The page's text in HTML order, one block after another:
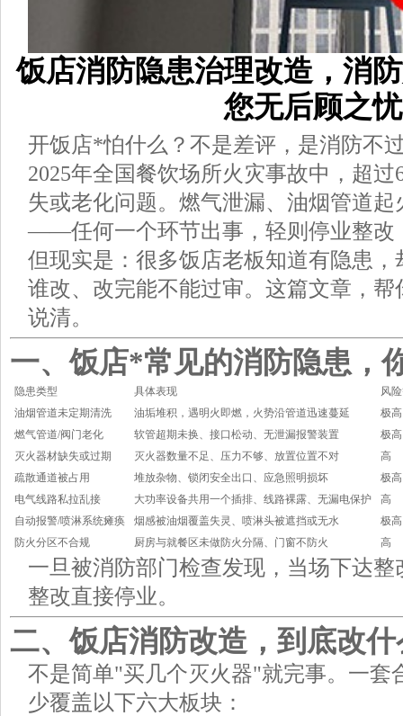
饭店消防隐患治理改造，消
您无后顾之忧
开饭店*怕什么？不是差评，是消防不
2025年全国餐饮场所火灾事故中，超
失或老化问题。燃气泄漏、油烟管道
——任何一个环节出事，轻则停业整改
但现实是：很多饭店老板知道有隐患
谁改、改完能不能过审。这篇文章，
说清。
一、饭店*常见的消防隐患，
隐患类型 具体表现
风
油烟管道未定期清洗
油垢堆积，遇明火即燃，火势沿管道迅速蔓延
极高
燃气管道/阀门老化
软管超期未换、接口松动、无泄漏报警装置
极高
灭火器材缺失或过期
灭火器数量不足、压力不够、放置位置不对
高
疏散通道被占用
堆放杂物、锁闭安全出口、应急照明损坏
极高
电气线路私拉乱接
大功率设备共用一个插排、线路裸露、无漏电保护
高
自动报警/喷淋系统瘫痪
烟感被油烟覆盖失灵、喷淋头被遮挡或无水
极高
防火分区不合规
厨房与就餐区未做防火分隔、门窗不防火 高
一旦被消防部门检查发现，当场下达
整改直接停业。
二、饭店消防改造，到底改什
不是简单"买几个灭火器"就完事。一套
少覆盖以下六大板块：